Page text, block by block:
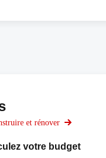
et rénover
votre budget